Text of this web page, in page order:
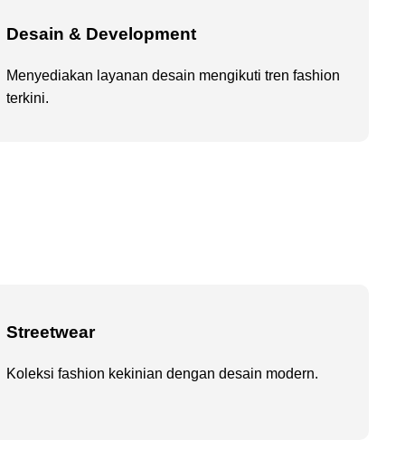
Desain & Development
Menyediakan layanan desain mengikuti tren fashion
terkini.
Streetwear
Koleksi fashion kekinian dengan desain modern.